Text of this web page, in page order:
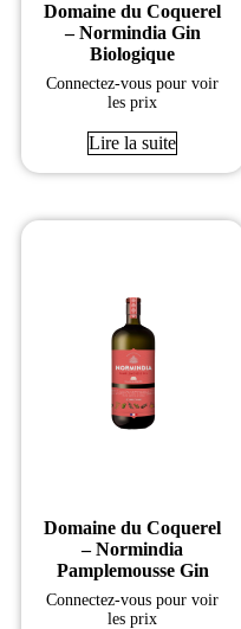
Domaine du Coquerel
– Normindia Gin
Biologique
Connectez-vous pour voir
les prix
Lire la suite
Domaine du Coquerel
– Normindia
Pamplemousse Gin
Connectez-vous pour voir
les prix